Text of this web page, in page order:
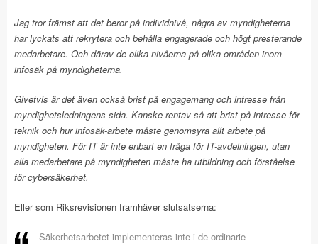
Jag tror främst att det beror på individnivå, några av myndigheterna
har lyckats att rekrytera och behålla engagerade och högt presterande
medarbetare. Och därav de olika nivåerna på olika områden inom
infosäk på myndigheterna.
Givetvis är det även också brist på engagemang och intresse från
myndighetsledningens sida. Kanske rentav så att brist på intresse för
teknik och hur infosäk-arbete måste genomsyra allt arbete på
myndigheten. För IT är inte enbart en fråga för IT-avdelningen, utan
alla medarbetare på myndigheten måste ha utbildning och förståelse
för cybersäkerhet.
Eller som Riksrevisionen framhäver slutsatserna:
Säkerhetsarbetet implementeras inte i de ordinarie